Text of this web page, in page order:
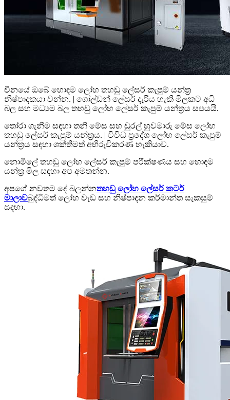
චීනයේ ඔබේ හොඳම ලෝහ තහඩු ලේසර් කැපුම් යන්ත්‍ර
නිෂ්පාදකයා වන්න. | ගෝල්ඩන් ලේසර් දැරිය හැකි මිලකට අධි
බල සහ මධ්‍යම බල තහඩු ලෝහ ලේසර් කැපුම් යන්ත්‍රය සපයයි.
තෝරා ගැනීම සඳහා තනි මේස සහ ඩුරල් හුවමාරු මේස ලෝහ
තහඩු ලේසර් කැපුම් යන්ත්‍රය. | විවිධ ප්‍රදේශ ලෝහ ලේසර් කැපුම්
යන්ත්‍රය සඳහා ශක්තිමත් අභිරුචිකරණ හැකියාව.
නොමිලේ තහඩු ලෝහ ලේසර් කැපුම් පරීක්ෂණය සහ හොඳම
යන්ත්‍ර මිල සඳහා අප අමතන්න.
අපගේ නවතම දේ බලන්නතහඩු ලෝහ ලේසර් කටර්
මාලාවබුද්ධිමත් ලෝහ වැඩ සහ නිෂ්පාදන කර්මාන්ත සැකසුම්
සඳහා.